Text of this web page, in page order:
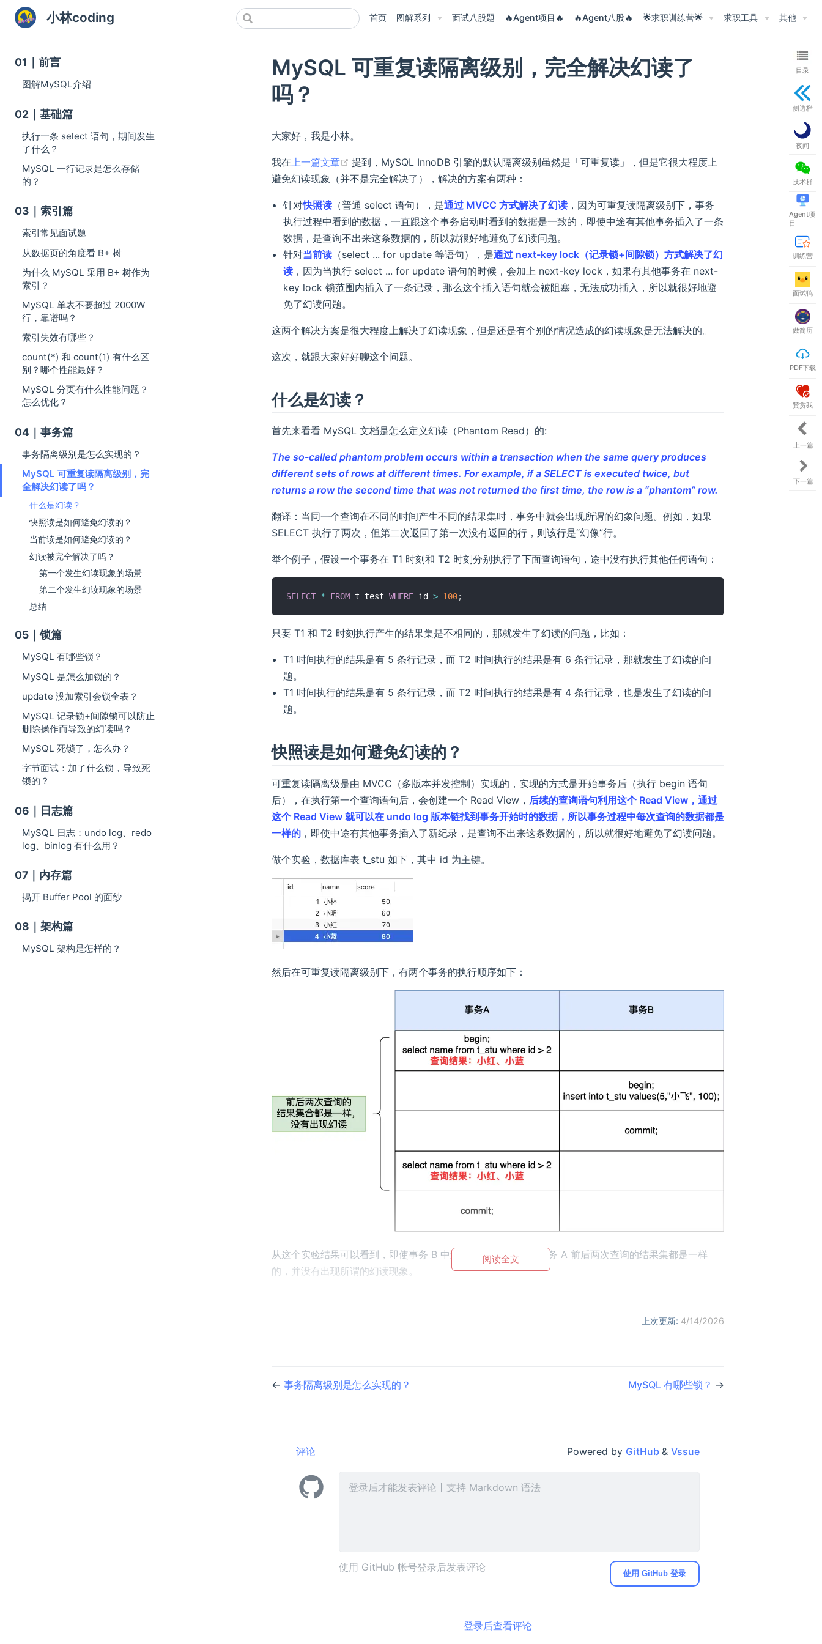
小林coding 首页 图解系列 面试八股题 🔥Agent项目🔥 🔥Agent八股🔥 🌟求职训练营🌟 求职工具 其他
01｜前言
图解MySQL介绍
02｜基础篇
执行一条 select 语句，期间发生
了什么？
MySQL 一行记录是怎么存储
的？
03｜索引篇
索引常见面试题
从数据页的角度看 B+ 树
为什么 MySQL 采用 B+ 树作为
索引？
MySQL 单表不要超过 2000W
行，靠谱吗？
索引失效有哪些？
count(*) 和 count(1) 有什么区
别？哪个性能最好？
MySQL 分页有什么性能问题？
怎么优化？
04｜事务篇
事务隔离级别是怎么实现的？
MySQL 可重复读隔离级别，完
全解决幻读了吗？
什么是幻读？
快照读是如何避免幻读的？
当前读是如何避免幻读的？
幻读被完全解决了吗？
第一个发生幻读现象的场景
第二个发生幻读现象的场景
总结
05｜锁篇
MySQL 有哪些锁？
MySQL 是怎么加锁的？
update 没加索引会锁全表？
MySQL 记录锁+间隙锁可以防止
删除操作而导致的幻读吗？
MySQL 死锁了，怎么办？
字节面试：加了什么锁，导致死
锁的？
06｜日志篇
MySQL 日志：undo log、redo
log、binlog 有什么用？
07｜内存篇
揭开 Buffer Pool 的面纱
08｜架构篇
MySQL 架构是怎样的？
MySQL 可重复读隔离级别，完全解决幻读了
吗？
大家好，我是小林。
我在 上一篇文章 (opens new window)
提到，MySQL InnoDB 引擎的默认隔离级别虽然是「可重复读」，但是它很大程度上
避免幻读现象（并不是完全解决了），解决的方案有两种：
针对快照读（普通 select 语句），是通过 MVCC 方式解决了幻读，因为可重复读隔离级别下，事务
执行过程中看到的数据，一直跟这个事务启动时看到的数据是一致的，即使中途有其他事务插入了一条
数据，是查询不出来这条数据的，所以就很好地避免了幻读问题。
针对当前读（select ... for update 等语句），是通过 next-key lock（记录锁+间隙锁）方式解决了幻
读，因为当执行 select ... for update 语句的时候，会加上 next-key lock，如果有其他事务在 next-
key lock 锁范围内插入了一条记录，那么这个插入语句就会被阻塞，无法成功插入，所以就很好地避
免了幻读问题。
这两个解决方案是很大程度上解决了幻读现象，但是还是有个别的情况造成的幻读现象是无法解决的。
这次，就跟大家好好聊这个问题。
什么是幻读？
首先来看看 MySQL 文档是怎么定义幻读（Phantom Read）的:
The so-called phantom problem occurs within a transaction when the same query produces
different sets of rows at different times. For example, if a SELECT is executed twice, but
returns a row the second time that was not returned the first time, the row is a “phantom” row.
翻译：当同一个查询在不同的时间产生不同的结果集时，事务中就会出现所谓的幻象问题。例如，如果
SELECT 执行了两次，但第二次返回了第一次没有返回的行，则该行是“幻像”行。
举个例子，假设一个事务在 T1 时刻和 T2 时刻分别执行了下面查询语句，途中没有执行其他任何语句：
SELECT * FROM t_test WHERE id > 100;
只要 T1 和 T2 时刻执行产生的结果集是不相同的，那就发生了幻读的问题，比如：
T1 时间执行的结果是有 5 条行记录，而 T2 时间执行的结果是有 6 条行记录，那就发生了幻读的问
题。
T1 时间执行的结果是有 5 条行记录，而 T2 时间执行的结果是有 4 条行记录，也是发生了幻读的问
题。
快照读是如何避免幻读的？
可重复读隔离级是由 MVCC（多版本并发控制）实现的，实现的方式是开始事务后（执行 begin 语句
后），在执行第一个查询语句后，会创建一个 Read View， 后续的查询语句利用这个 Read View，通过
这个 Read View 就可以在 undo log 版本链找到事务开始时的数据，所以事务过程中每次查询的数据都是
一样的，即使中途有其他事务插入了新纪录，是查询不出来这条数据的，所以就很好地避免了幻读问题。
做个实验，数据库表 t_stu 如下，其中 id 为主键。
然后在可重复读隔离级别下，有两个事务的执行顺序如下：
从这个实验结果可以看到，即使事务 B 中途插入了一条记录，事务 A 前后两次查询的结果集都是一样
的，并没有出现所谓的幻读现象。
这很好理解，假设你要 update 一个记录，另一个事务已经 delete 这条记录并且提交事务了，这样不是
接下来，我们假设
当前读是不会加锁的（实际上是会加锁的），在做一遍实
阅读全文
上次更新: 4/14/2026
← 事务隔离级别是怎么实现的？ MySQL 有哪些锁？ →
评论 Powered by GitHub & Vssue
使用 GitHub 帐号登录后发表评论
使用 GitHub 登录
登录后查看评论
目录
侧边栏
夜间
技术群
Agent项
目
训练营
面试鸭
做简历
PDF下载
赞赏我
上一篇
下一篇